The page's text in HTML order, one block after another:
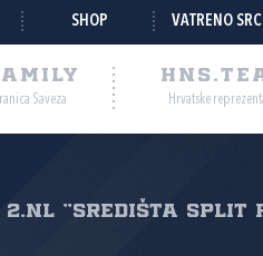
SHOP VATRENO
Saveza Hrvatske
2.NL "SREDIŠTA